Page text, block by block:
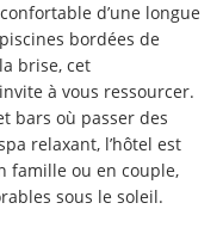
d’une longue
bordées de
brise, cet
à vous ressourcer.
bars où passer des
relaxant, l’hôtel est
famille ou en couple,
sous le soleil.